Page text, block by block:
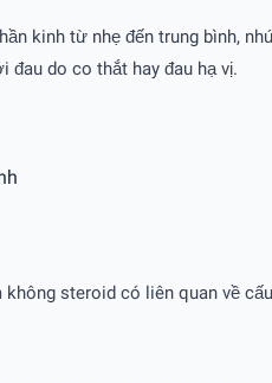
kinh từ nhẹ đến trung bình,
đau do co thắt hay đau hạ vị.
steroid có liên quan về